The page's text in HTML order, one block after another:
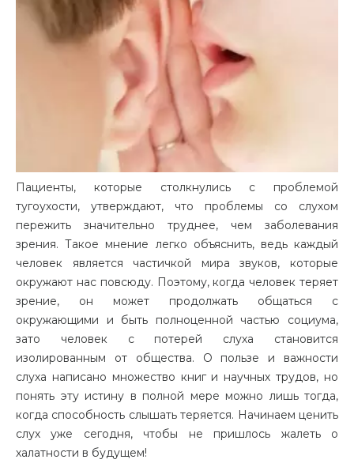
Пациенты, которые столкнулись с проблемой
тугоухости, утверждают, что проблемы со слухом
пережить значительно труднее, чем заболевания
зрения. Такое мнение легко объяснить, ведь каждый
человек является частичкой мира звуков, которые
окружают нас повсюду. Поэтому, когда человек теряет
зрение, он может продолжать общаться с
окружающими и быть полноценной частью социума,
зато человек с потерей слуха становится
изолированным от общества. О пользе и важности
слуха написано множество книг и научных трудов, но
понять эту истину в полной мере можно лишь тогда,
когда способность слышать теряется. Начинаем ценить
слух уже сегодня, чтобы не пришлось жалеть о
халатности в будущем!